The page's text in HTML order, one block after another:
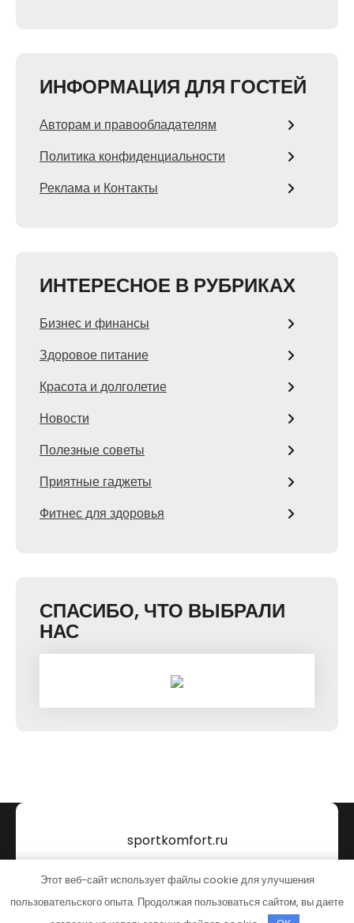
ИНФОРМАЦИЯ ДЛЯ ГОСТЕЙ
Авторам и правообладателям
Политика конфиденциальности
Реклама и Контакты
ИНТЕРЕСНОЕ В РУБРИКАХ
Бизнес и финансы
Здоровое питание
Красота и долголетие
Новости
Полезные советы
Приятные гаджеты
Фитнес для здоровья
СПАСИБО, ЧТО ВЫБРАЛИ
НАС
sportkomfort.ru
Тема от Grace Themes
Этот веб-сайт использует файлы cookie для улучшения
пользовательского опыта. Продолжая пользоваться сайтом, вы даете